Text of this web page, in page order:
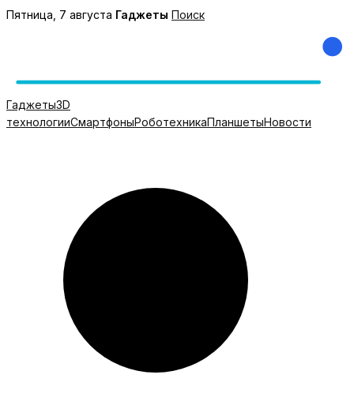
Перейти
Пятница, 7 августа Гаджеты Поиск
Гаджеты3D
технологииСмартфоныРоботехникаПланшетыНовости